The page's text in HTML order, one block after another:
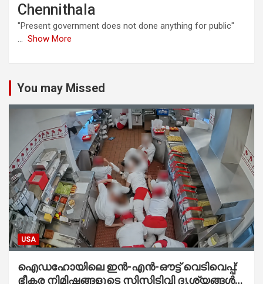
Chennithala
"Present government does not done anything for public"
... Show More
You may Missed
USA
ഐഡഹോയിലെ ഇൻ-എൻ-ഔട്ട് വെടിവെപ്പ്:
ഭീകര നിമിഷങ്ങളുടെ സിസിടിവി ദൃശ്യങ്ങൾ